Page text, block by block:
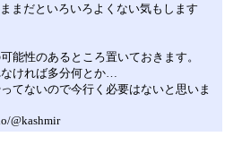
まだといろいろよくない気もします
能性のあるところ置いておきます。
ければ多分何とか…
てないので今行く必要はないと思いま
@kashmir